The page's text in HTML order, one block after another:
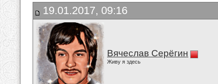
19.01.2017, 09:16
Вячеслав Серёгин
Живу я здесь